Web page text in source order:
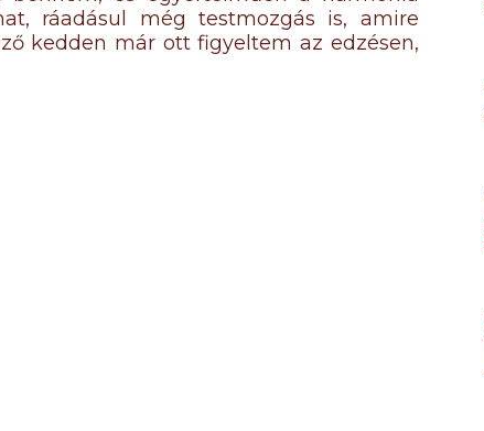
ráadásul még testmozgás is, amire
kedden már ott figyeltem az edzésen,